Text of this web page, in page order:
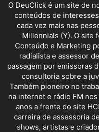
O DeuClick é um site de
conteúdos de
cada vez mais nas
Millennials (Y). O site
Conteúdo e Marketing
radialista e assessor
passagem por emissoras
consultoria sobre a
Também pioneiro no
na internet e rádio FM
anos a frente do site
carreira de assessoria
shows, artistas e